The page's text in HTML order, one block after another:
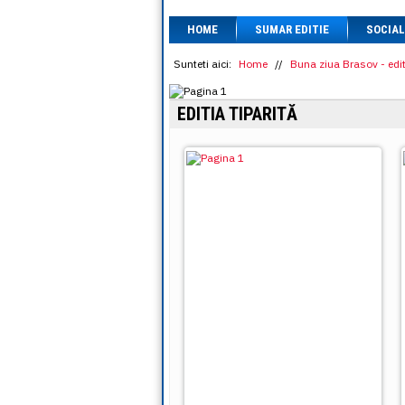
HOME SUMAR EDITIE SOCIAL
Sunteti aici: Home // Buna ziua Brasov -
EDITIA TIPARITĂ